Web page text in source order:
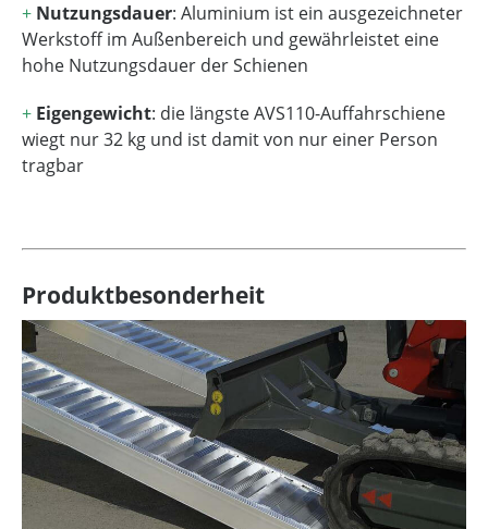
+ Nutzungsdauer: Aluminium ist ein ausgezeichneter
Werkstoff im Außenbereich und gewährleistet eine
hohe Nutzungsdauer der Schienen
+ Eigengewicht: die längste AVS110-Auffahrschiene
wiegt nur 32 kg und ist damit von nur einer Person
tragbar
Produktbesonderheit